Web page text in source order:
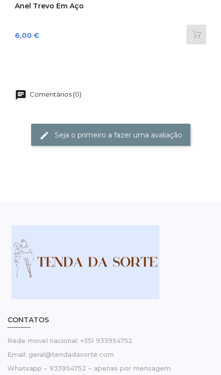
Anel Trevo Em Aço
Preço
6,00 €
Comentários (0)
Seja o primeiro a fazer uma avaliação
CONTATOS
Rede movel nacional: +351 933954752
Email: geral@tendadasorte.com
Whatsapp – 933954752 – apenas por mensagem